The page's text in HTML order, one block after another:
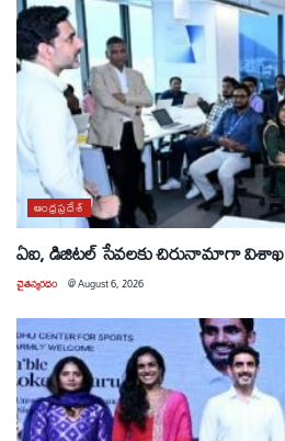
ఆంధ్రప్రదేశ్
ఏఐ, డిజిటల్ సేవలకు చిరునామాగా విశాఖ
చైతన్యరధం @August 6, 2026